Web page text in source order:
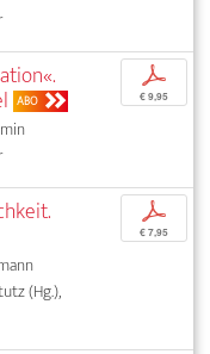
ABO
p
€ 9,95
(Hg.),
p
€ 7,95